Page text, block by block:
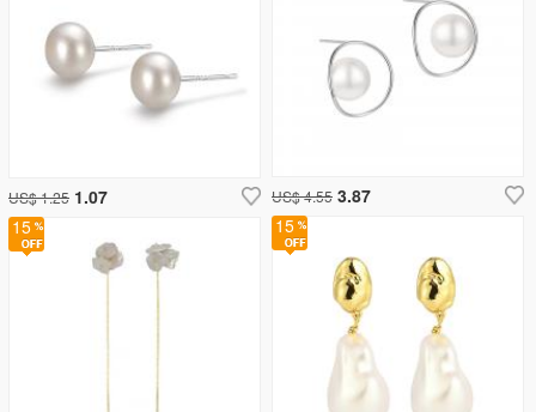
15
US$ 4.55 3.87
US$ 1.25 1.07
15